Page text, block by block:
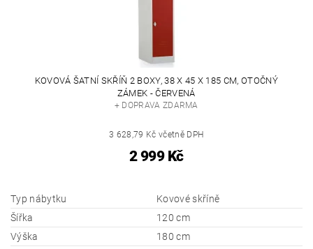
KOVOVÁ ŠATNÍ SKŘÍŇ 2 BOXY, 38 X 45 X 185 CM, OTOČNÝ
ZÁMEK - ČERVENÁ
+ DOPRAVA ZDARMA
3 628,79 Kč včetně DPH
2 999 Kč
Typ nábytku
Kovové skříně
Šířka
120 cm
Výška
180 cm